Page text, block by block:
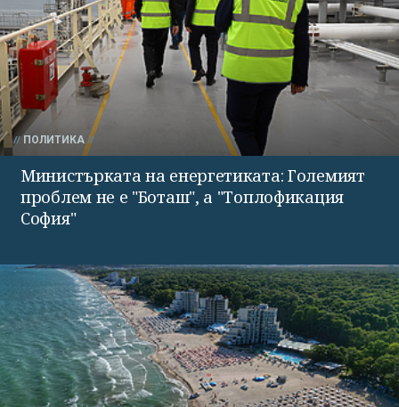
ПОЛИТИКА
Министърката на енергетиката: Големият
проблем не е "Боташ", а "Топлофикация
София"